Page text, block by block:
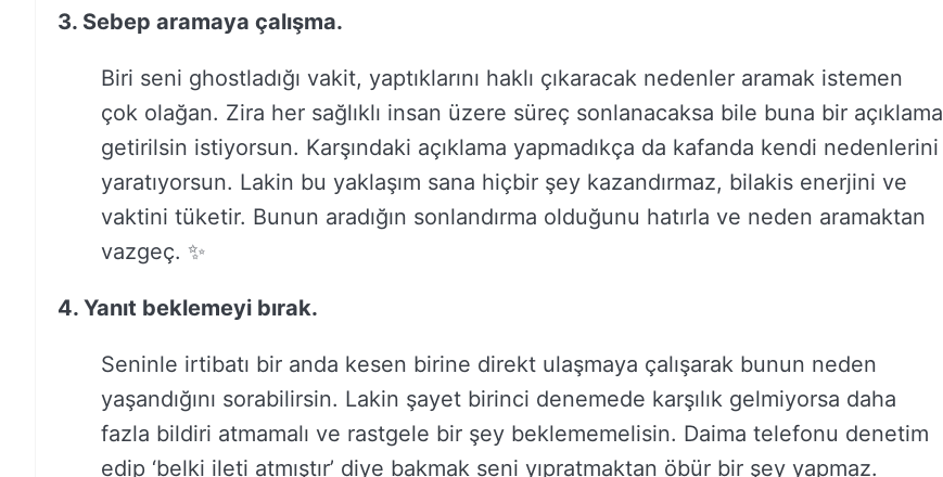
3. Sebep aramaya çalışma.
Biri seni ghostladığı vakit, yaptıklarını haklı çıkaracak nedenler aramak istemen
çok olağan. Zira her sağlıklı insan üzere süreç sonlanacaksa bile buna bir açıklama
getirilsin istiyorsun. Karşındaki açıklama yapmadıkça da kafanda kendi nedenlerini
yaratıyorsun. Lakin bu yaklaşım sana hiçbir şey kazandırmaz, bilakis enerjini ve
vaktini tüketir. Bunun aradığın sonlandırma olduğunu hatırla ve neden aramaktan
vazgeç. ✨
4. Yanıt beklemeyi bırak.
Seninle irtibatı bir anda kesen birine direkt ulaşmaya çalışarak bunun neden
yaşandığını sorabilirsin. Lakin şayet birinci denemede karşılık gelmiyorsa daha
fazla bildiri atmamalı ve rastgele bir şey beklememelisin. Daima telefonu denetim
edip ‘belki ileti atmıştır’ diye bakmak seni yıpratmaktan öbür bir şey yapmaz.